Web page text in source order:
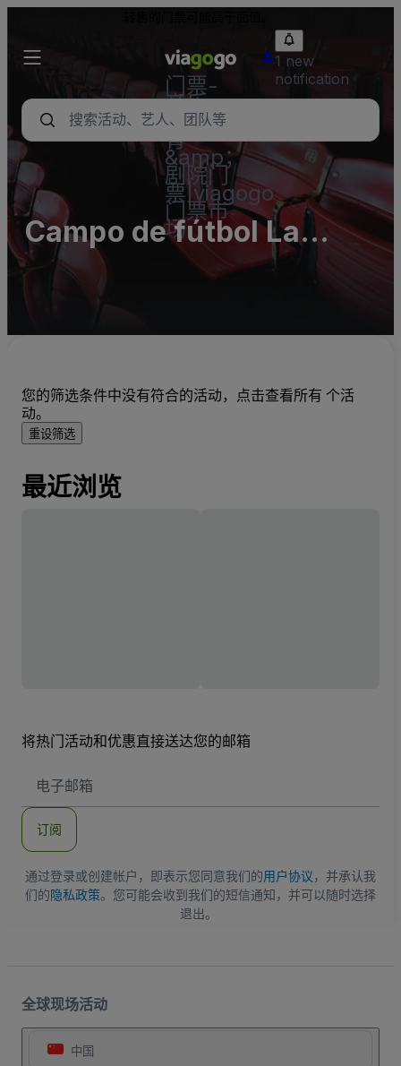
门票-
音乐
会，体
育
&amp；
剧院门
票|viagogo
门票市
场
1 new
notification
Campo de fútbol La
Veigona
您的筛选条件中没有符合的活动，点击查看所有 个活
动。
重设筛选
最近浏览
将热门活动和优惠直接送达您的邮箱
子
地
订阅
通过登录或创建帐户，即表示您同意我们的用户协议，并承认我
们的隐私政策。您可能会收到我们的短信通知，并可以随时选择
退出。
全球现场活动
中国